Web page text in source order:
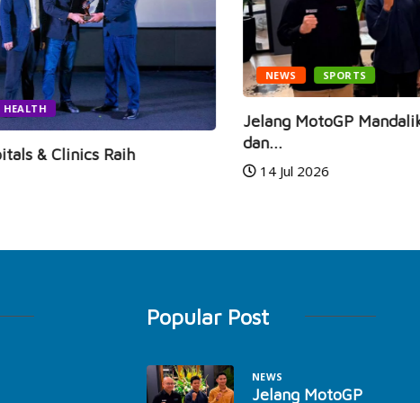
NEWS SPORTS
Jelang MotoGP Mandalika 2026, Mario Aji
dan...
Popular Post
NEWS
Jelang MotoGP